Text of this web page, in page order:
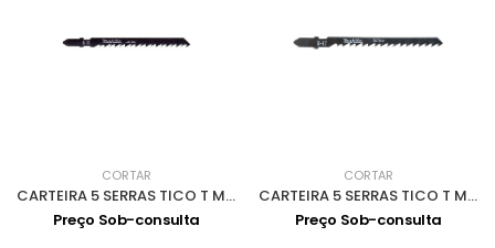
CORTAR
CARTEIRA 5 SERRAS TICO T MADEIRA 75mm A-85684
Preço Sob-consulta
CORTAR
CARTEIRA 5 SERRAS TICO T MADEIRA 70mm A-85690
Preço Sob-consulta